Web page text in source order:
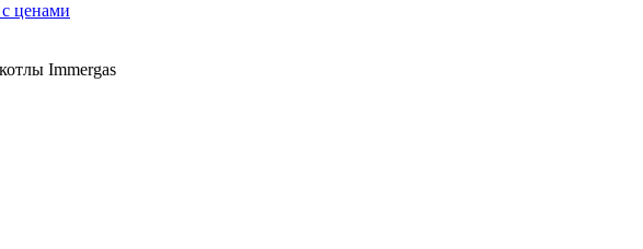
с ценами
Immergas